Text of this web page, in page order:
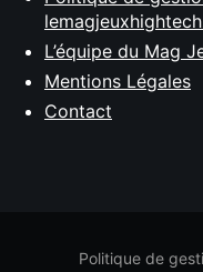
L’équipe du Mag
Mentions Légales
Contact
Politique de